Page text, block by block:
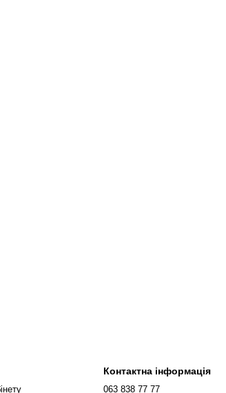
Контактна інформація
063 838 77 77